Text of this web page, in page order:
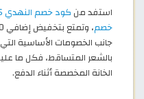
استفد من كود خصم النهدي 2026
خصم
بالشعر المتساقط، فكل ما
الخانة المخصصة أثناء الدفع.